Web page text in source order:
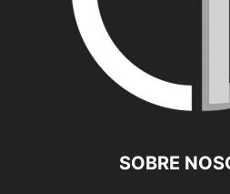
SOBRE